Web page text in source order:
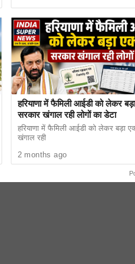
हरियाणा में फैमिली आईडी को लेकर
सरकार खंगाल रही लोगों का डेटा
हरियाणा में फैमिली आईडी को लेकर बड़ा
खंगाल रही
2 months ago